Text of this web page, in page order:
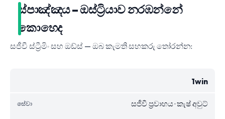
ස්පාඤ්ඤය – ඔස්ට්‍රියාව නරඹන්නේ
කොහෙද
සජීවී ස්ට්‍රීමිං සහ ඔඩ්ස් — ඔබ කැමති සහකරු තෝරන්න:
1win
සජීවී ප්‍රවාහය · කැෂ් අවුට්